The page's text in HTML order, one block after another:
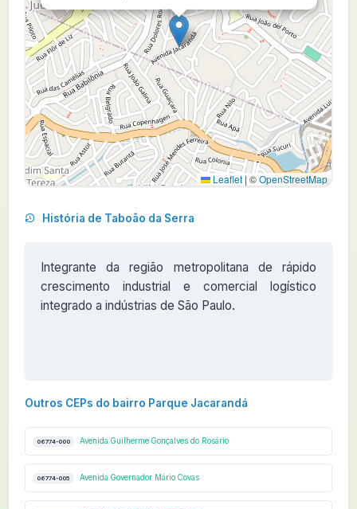
Leaflet | ©OpenStreetMap
História de Taboão da Serra
Integrante da região metropolitana de rápido
crescimento industrial e comercial logístico
integrado a indústrias de São Paulo.
Outros CEPs do bairro Parque Jacarandá
06774-000 Avenida Guilherme Gonçalves do Rosário
06774-005 Avenida Governador Mário Covas